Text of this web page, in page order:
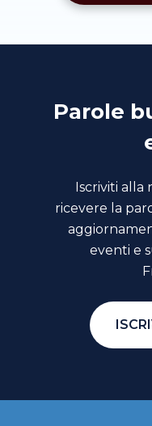
Parole
Iscriviti alla
ricevere la
eventi e